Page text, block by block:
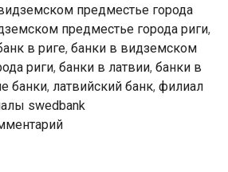
предместье города
предместье города риги,
в риге, банки в видземском
риги, банки в латвии, банки в
банки, латвийский банк, филиал
swedbank